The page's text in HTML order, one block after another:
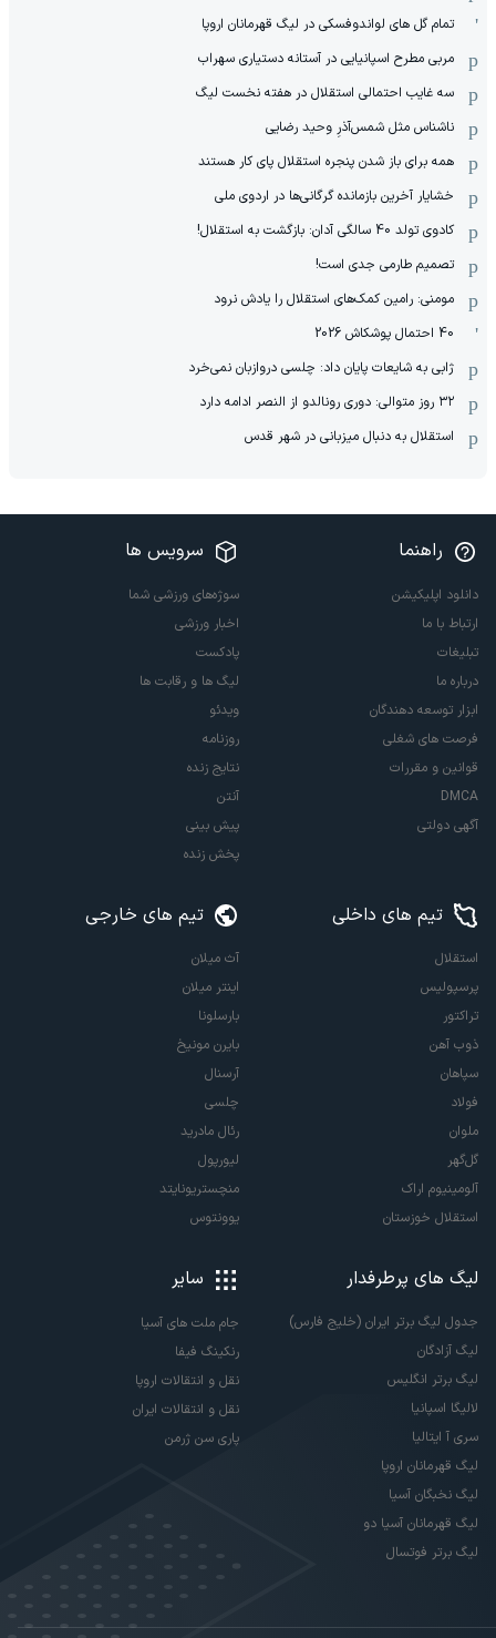
تمام گل های لواندوفسکی در لیگ قهرمانان اروپا
مربی مطرح اسپانیایی در آستانه دستیاری سهراب
سه غایب احتمالی استقلال در هفته نخست لیگ
ناشناس مثل شمس‌آذرِ وحید رضایی
همه برای باز شدن پنجره استقلال پای کار هستند
خشایار آخرین بازمانده گرگانی‌ها در اردوی ملی
کادوی تولد 40 سالگی آدان: بازگشت به استقلال!
تصمیم طارمی جدی است!
مومنی: رامین کمک‌های استقلال را یادش نرود
40 احتمال پوشکاش 2026
ژابی به شایعات پایان داد: چلسی دروازبان نمی‌خرد
۳۲ روز متوالی: دوری رونالدو از النصر ادامه دارد
استقلال به دنبال میزبانی در شهر قدس
راهنما
دانلود اپلیکیشن
ارتباط با ما
تبلیغات
درباره ما
ابزار توسعه دهندگان
فرصت های شغلی
قوانین و مقررات
DMCA
آگهی دولتی
سرویس ها
سوژه‌های ورزشی شما
اخبار ورزشی
پادکست
لیگ ها و رقابت ها
ویدئو
روزنامه
نتایج زنده
آنتن
پیش بینی
پخش زنده
تیم های داخلی
استقلال
پرسپولیس
تراکتور
ذوب آهن
سپاهان
فولاد
ملوان
گل‌گهر
آلومینیوم اراک
استقلال خوزستان
تیم های خارجی
آث میلان
اینتر میلان
بارسلونا
بایرن مونیخ
آرسنال
چلسی
رئال مادرید
لیورپول
منچستریونایتد
یوونتوس
لیگ های پرطرفدار
جدول لیگ برتر ایران (خلیج فارس)
لیگ آزادگان
لیگ برتر انگلیس
لالیگا اسپانیا
سری آ ایتالیا
لیگ قهرمانان اروپا
لیگ نخبگان آسیا
لیگ قهرمانان آسیا دو
لیگ برتر فوتسال
سایر
جام ملت های آسیا
رنکینگ فیفا
نقل و انتقالات اروپا
نقل و انتقالات ایران
پاری سن ژرمن